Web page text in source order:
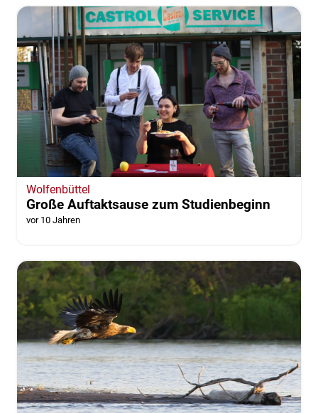
Wolfenbüttel
Große Auftaktsause zum Studienbeginn
vor 10 Jahren